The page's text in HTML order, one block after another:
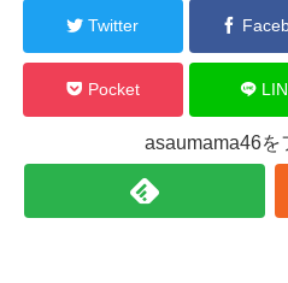
Twitter
Pocket
asaumama46を